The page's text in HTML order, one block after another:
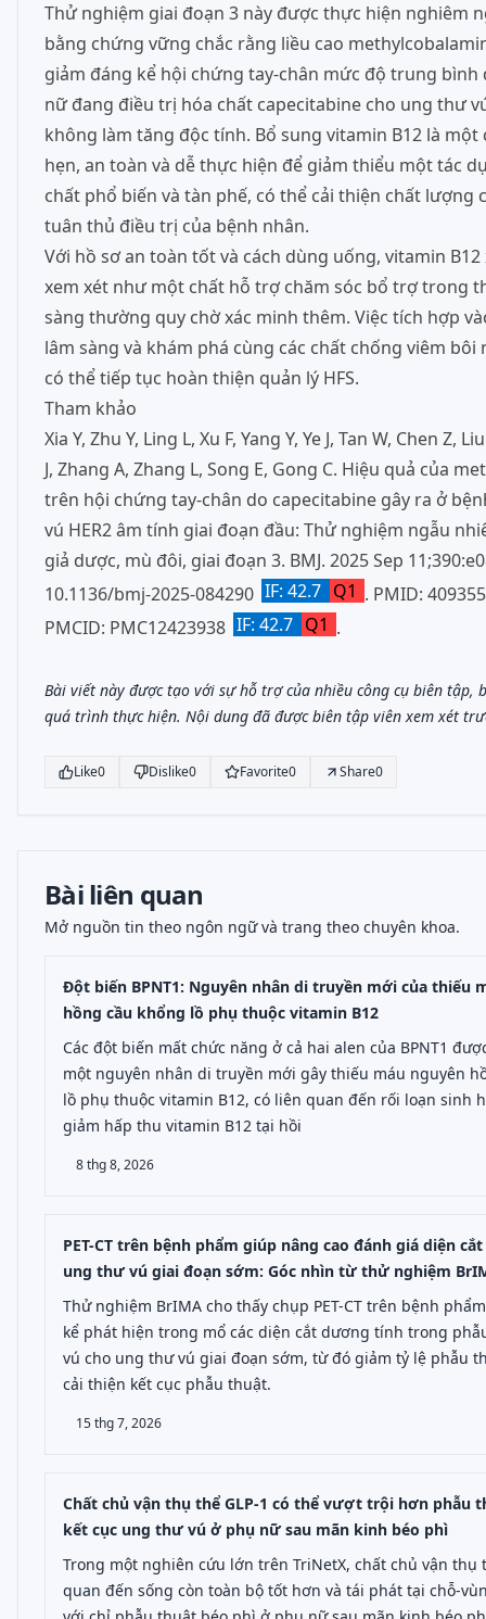
Thử nghiệm giai đoạn 3 này được thực hiện nghiêm
bằng chứng vững chắc rằng liều cao
giảm đáng kể hội chứng tay-chân mức độ trung bình
nữ đang điều trị hóa chất capecitabine cho ung thư
không làm tăng độc tính. Bổ sung vitamin B12 là một
hẹn, an toàn và dễ thực hiện để giảm thiểu một tác
chất phổ biến và tàn phế, có thể cải thiện chất lượng
tuân thủ điều trị của bệnh nhân.
Với hồ sơ an toàn tốt và cách dùng uống, vitamin
xem xét như một chất hỗ trợ chăm sóc bổ trợ trong
sàng thường quy chờ xác minh thêm. Việc tích hợp
lâm sàng và khám phá cùng các chất chống viêm bôi
có thể tiếp tục hoàn thiện quản lý HFS.
Tham khảo
Xia Y, Zhu Y, Ling L, Xu F, Yang Y, Ye J, Tan W, Chen Z,
J, Zhang A, Zhang L, Song E, Gong C. Hiệu quả của
trên hội chứng tay-chân do capecitabine gây ra ở
vú HER2 âm tính giai đoạn đầu: Thử nghiệm ngẫu
giả dược, mù đôi, giai đoạn 3. BMJ. 2025 Sep
10.1136/bmj-2025-084290 IF: 42.7 Q1 . PMID:
PMCID: PMC12423938 IF: 42.7 Q1 .
Bài viết này được tạo với sự hỗ trợ của nhiều công cụ biên tập,
quá trình thực hiện. Nội dung đã được biên tập viên xem xét
Like0 Dislike0 Favorite0 Share0
Bài liên quan
Mở nguồn tin theo ngôn ngữ và trang theo chuyên khoa.
Đột biến BPNT1: Nguyên nhân di truyền mới của thiếu
hồng cầu khổng lồ phụ thuộc vitamin B12
Các đột biến mất chức năng ở cả hai alen của BPNT1
một nguyên nhân di truyền mới gây thiếu máu nguyên
lồ phụ thuộc vitamin B12, có liên quan đến rối loạn sinh
giảm hấp thu vitamin B12 tại hồi
8 thg 8, 2026
PET-CT trên bệnh phẩm giúp nâng cao đánh giá diện
ung thư vú giai đoạn sớm: Góc nhìn từ thử nghiệm
Thử nghiệm BrIMA cho thấy chụp PET-CT trên bệnh
kể phát hiện trong mổ các diện cắt dương tính trong
vú cho ung thư vú giai đoạn sớm, từ đó giảm tỷ lệ phẫu
cải thiện kết cục phẫu thuật.
15 thg 7, 2026
Chất chủ vận thụ thể GLP-1 có thể vượt trội hơn phẫu
kết cục ung thư vú ở phụ nữ sau mãn kinh béo phì
Trong một nghiên cứu lớn trên TriNetX, chất chủ vận thụ
quan đến sống còn toàn bộ tốt hơn và tái phát tại chỗ-